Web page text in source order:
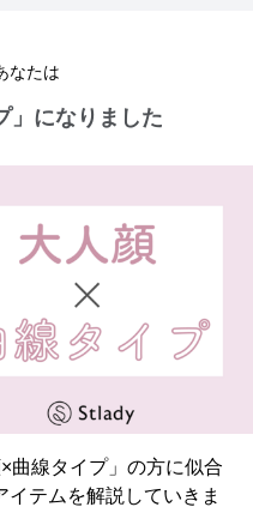
なたは
」になりました
曲線タイプ」の方に似合
イテムを解説していきま